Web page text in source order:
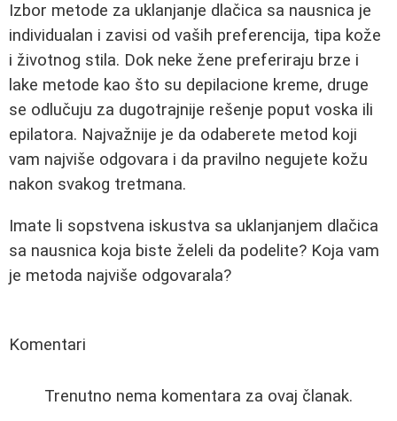
Izbor metode za uklanjanje dlačica sa nausnica je
individualan i zavisi od vaših preferencija, tipa kože
i životnog stila. Dok neke žene preferiraju brze i
lake metode kao što su depilacione kreme, druge
se odlučuju za dugotrajnije rešenje poput voska ili
epilatora. Najvažnije je da odaberete metod koji
vam najviše odgovara i da pravilno negujete kožu
nakon svakog tretmana.
Imate li sopstvena iskustva sa uklanjanjem dlačica
sa nausnica koja biste želeli da podelite? Koja vam
je metoda najviše odgovarala?
Komentari
Trenutno nema komentara za ovaj članak.